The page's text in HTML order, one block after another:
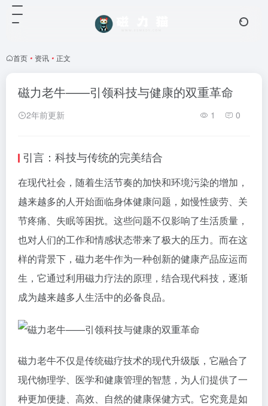
首页 • 资讯 • 正文
磁力老牛——引领科技与健康的双重革命
2年前更新 1 0
引言：科技与传统的完美结合
在现代社会，随着生活节奏的加快和环境污染的增加，
越来越多的人开始面临身体健康问题，如慢性疲劳、关
节疼痛、失眠等困扰。这些问题不仅影响了生活质量，
也对人们的工作和情感状态带来了极大的压力。而在这
样的背景下，磁力老牛作为一种创新的健康产品应运而
生，它通过利用磁力疗法的原理，结合现代科技，逐渐
成为越来越多人生活中的必备良品。
磁力老牛不仅是传统磁疗技术的现代升级版，它融合了
现代物理学、医学和健康管理的智慧，为人们提供了一
种更加便捷、高效、自然的健康保健方式。它究竟是如